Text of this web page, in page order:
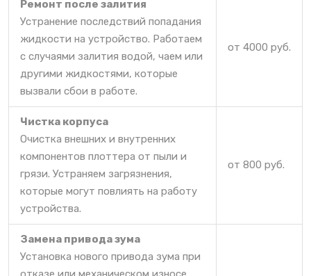
Ремонт после залития
Устранение последствий попадания
жидкости на устройство. Работаем
с случаями залития водой, чаем или
другими жидкостями, которые
вызвали сбои в работе.
от 4000 руб.
Чистка корпуса
Очистка внешних и внутренних
компонентов плоттера от пыли и
грязи. Устраняем загрязнения,
которые могут повлиять на работу
устройства.
от 800 руб.
Замена привода зума
Установка нового привода зума при